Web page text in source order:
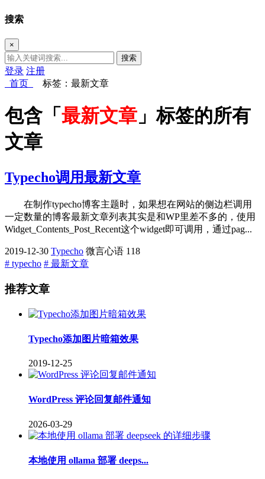
搜索
×
搜索
登录 注册
首页
标签：最新文章
包含「 最新文章 」标签的所有
文章
Typecho调用最新文章
在制作typecho博客主题时，如果想在网站的侧边栏调用
一定数量的博客最新文章列表其实是和WP里差不多的，使用
Widget_Contents_Post_Recent这个widget即可调用，通过pag...
2019-12-30 Typecho 微言心语 118
# typecho # 最新文章
推荐文章
Typecho添加图片暗箱效果
2019-12-25
WordPress 评论回复邮件通知
2026-03-29
本地使用 ollama 部署 deeps...